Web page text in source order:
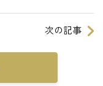
次の記事